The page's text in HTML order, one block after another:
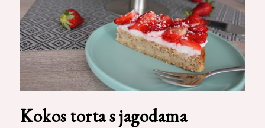
Kokos torta s jagodama